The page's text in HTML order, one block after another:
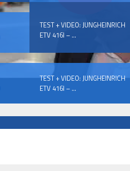
TEST + VIDEO: JUNGHEINRICH
ETV 416I – ...
TEST + VIDEO: JUNGHEINRICH
ETV 416I – ...